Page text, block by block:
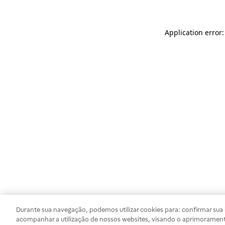
Application
Durante sua navegação, podemos utilizar cookies para: confirmar
acompanhar a utilização de nossos websites, visando o